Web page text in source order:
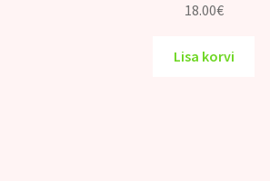
18.00€
Lisa korvi